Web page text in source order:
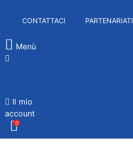
CONTATTACI PARTENARIATI
Menù
Il mio
account
0